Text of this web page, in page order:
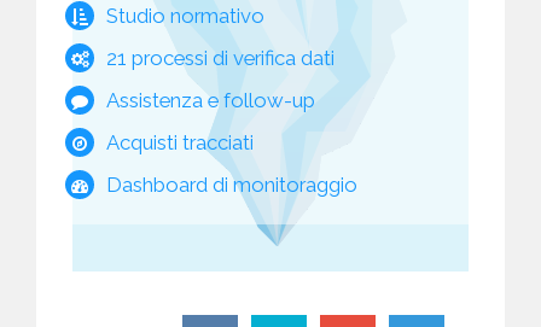
Studio normativo
21 processi di verifica dati
Assistenza e follow-up
Acquisti tracciati
Dashboard di monitoraggio